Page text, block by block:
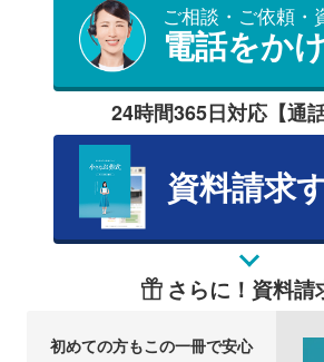
ご相談・ご依頼・
電話をか
24時間365日対応【通
資料請求
さらに！資料請
初めての方もこの一冊で安心